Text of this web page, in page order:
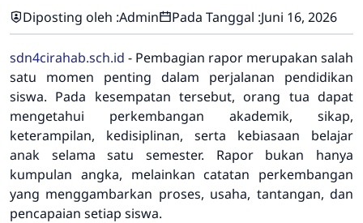
Diposting oleh :Admin Pada Tanggal :Juni 16, 2026
sdn4cirahab.sch.id - Pembagian rapor merupakan salah
satu momen penting dalam perjalanan pendidikan
siswa. Pada kesempatan tersebut, orang tua dapat
mengetahui perkembangan akademik, sikap,
keterampilan, kedisiplinan, serta kebiasaan belajar
anak selama satu semester. Rapor bukan hanya
kumpulan angka, melainkan catatan perkembangan
yang menggambarkan proses, usaha, tantangan, dan
pencapaian setiap siswa.